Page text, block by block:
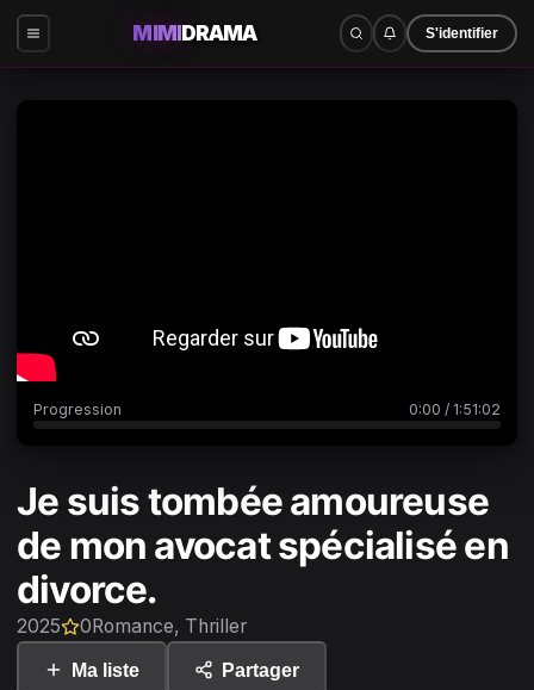
MIMIDRAMA S'identifier
1:51:02
Progression 0:00 / 1:51:02
Je suis tombée amoureuse
de mon avocat spécialisé en
divorce.
2025 0 Romance, Thriller
Ma liste Partager